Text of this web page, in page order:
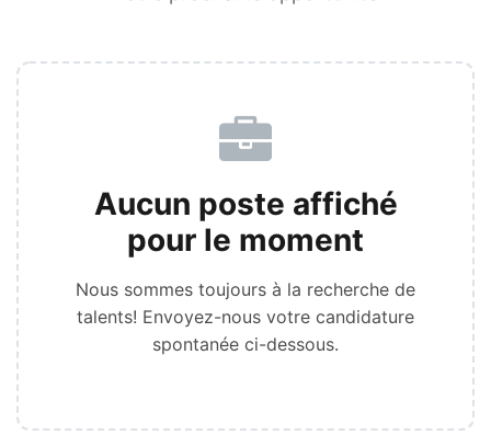
Aucun poste affiché
pour le moment
Nous sommes toujours à la recherche de
talents! Envoyez-nous votre candidature
spontanée ci-dessous.